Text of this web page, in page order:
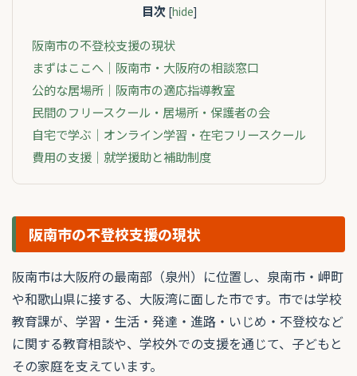
目次 [hide]
阪南市の不登校支援の現状
まずはここへ｜阪南市・大阪府の相談窓口
公的な居場所｜阪南市の適応指導教室
民間のフリースクール・居場所・保護者の会
自宅で学ぶ｜オンライン学習・在宅フリースクール
費用の支援｜就学援助と補助制度
阪南市の不登校支援の現状
阪南市は大阪府の最南部（泉州）に位置し、泉南市・岬町
や和歌山県に接する、大阪湾に面した市です。市では学校
教育課が、学習・生活・発達・進路・いじめ・不登校など
に関する教育相談や、学校外での支援を通じて、子どもと
その家庭を支えています。